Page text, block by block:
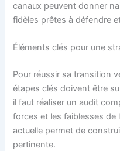
canaux peuvent donner
fidèles prêtes à défendre
Éléments clés pour une
Pour réussir sa transition
étapes clés doivent être
il faut réaliser un audit
forces et les faiblesses
actuelle permet de
pertinente.